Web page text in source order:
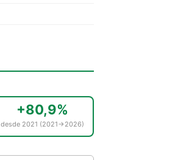
+80,9%
desde 2021 (2021→2026)